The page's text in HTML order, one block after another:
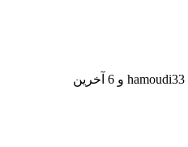
hamoudi33 و 6 آخرين